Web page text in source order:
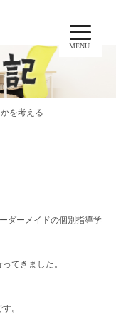
MENU
を考える
ダーメイドの個別指導学
てきました。
。